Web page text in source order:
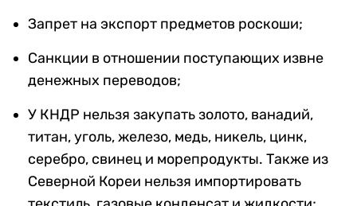
Запрет на экспорт предметов роскоши;
Санкции в отношении поступающих извне
денежных переводов;
У КНДР нельзя закупать золото, ванадий,
титан, уголь, железо, медь, никель, цинк,
серебро, свинец и морепродукты. Также из
Северной Кореи нельзя импортировать